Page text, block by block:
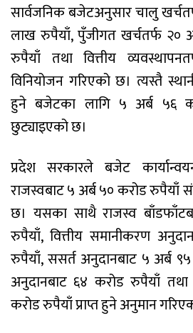
सार्वजनिक बजेटअनुसार चालु
लाख रुपैयाँ, पुँजीगत खर्चतर्फ २०
रुपैयाँ तथा वित्तीय
विनियोजन गरिएको छ। त्यस्तै
हुने बजेटका लागि ५ अर्ब ५६
छुट्याइएको छ।
प्रदेश सरकारले बजेट
राजस्वबाट ५ अर्ब ५० करोड रुपैयाँ
छ। यसका साथै राजस्व
रुपैयाँ, वित्तीय समानीकरण
रुपैयाँ, ससर्त अनुदानबाट ५ अर्ब
अनुदानबाट ६४ करोड रुपैयाँ
करोड रुपैयाँ प्राप्त हुने अनुमान